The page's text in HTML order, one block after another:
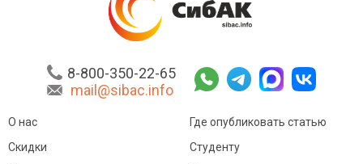
8-800-350-22-65
mail@sibac.info
О нас
Скидки
Где опубликовать статью
Студенту